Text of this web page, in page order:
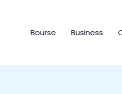
Bourse Business